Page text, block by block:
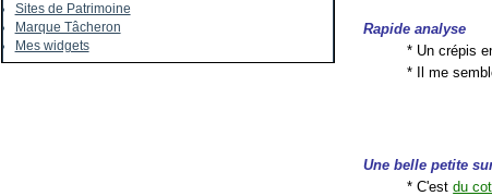
Sites de Patrimoine
Marque Tâcheron
Mes widgets
Rapide analyse
* Un crépis
* Il me
Une belle petite
* C'estdu